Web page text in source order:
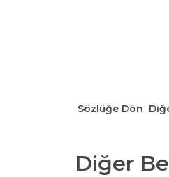
Sözlüğe Dön
Diğer